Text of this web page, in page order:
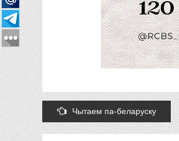
Post
navigation
Чытаем па-беларуску